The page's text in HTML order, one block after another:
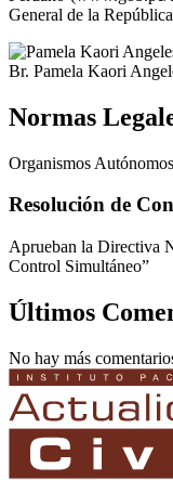
General de la
Br. Pamela Kaori
Normas
Organismos Autónomos
Resolución de
Aprueban la Directiva
Control Simultáneo”
Últimos
No hay más